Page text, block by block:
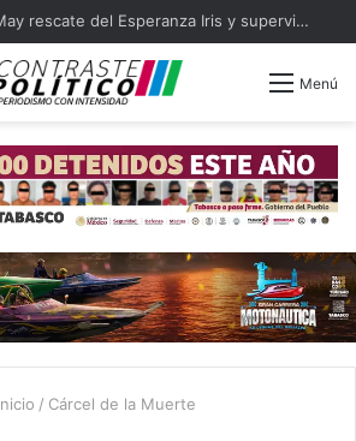
Anuncia Javier May rescate del Esperanza Iris y supervisa obras
Menú
/ Cárcel de la Muerte